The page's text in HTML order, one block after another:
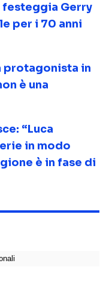
festeggia Gerry
per i 70 anni
protagonista in
è una
“Luca
in modo
è in fase di